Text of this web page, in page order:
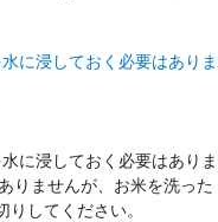
に浸しておく必要はありま
に浸しておく必要はありま
りませんが、お米を洗った
してください。